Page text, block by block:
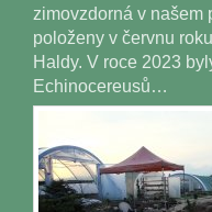
zimovzdorná v našem
položeny v červnu
Haldy. V roce 2023
Echinocereusů…